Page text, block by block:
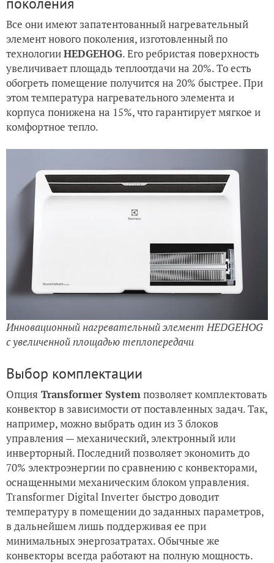
Все они имеют запатентованный нагревательный
элемент нового поколения, изготовленный по
технологииHEDGEHOG. Его ребристая поверхность
увеличивает площадь теплоотдачи на 20%. То есть
обогреть помещение получится на 20% быстрее. При
этом температура нагревательного элемента и
корпуса понижена на 15%, что гарантирует мягкое и
комфортное тепло.
Инновационный нагревательный элемент HEDGEHOG
с увеличенной площадью теплопередачи
Выбор комплектации
Опция Transformer Systemпозволяет комплектовать
конвектор в зависимости от поставленных задач. Так,
например, можно выбрать один из 3 блоков
управления — механический, электронный или
инверторный. Последний позволяет экономить до
70% электроэнергии по сравнению с конвекторами,
оснащенными механическим блоком управления.
Transformer Digital Inverter быстро доводит
температуру в помещении до заданных параметров,
в дальнейшем лишь поддерживая ее при
минимальных энергозатратах. Обычные же
конвекторы всегда работают на полную мощность.